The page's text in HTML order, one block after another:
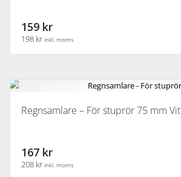
159 kr
198 kr inkl. moms
Regnsamlare – För stuprör 75 mm Vit
167 kr
208 kr inkl. moms